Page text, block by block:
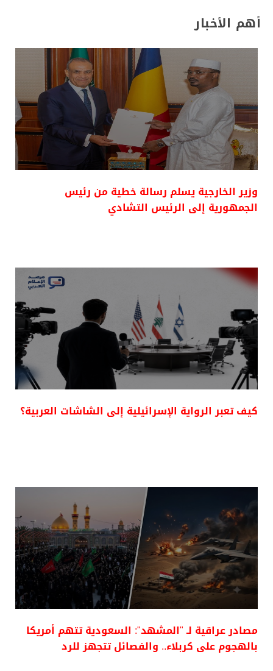
أهم الأخبار
وزير الخارجية يسلم رسالة خطية من رئيس
الجمهورية إلى الرئيس التشادي
كيف تعبر الرواية الإسرائيلية إلى الشاشات العربية؟
مصادر عراقية لـ "المشهد": السعودية تتهم أمريكا
بالهجوم على كربلاء.. والفصائل تتجهز للرد